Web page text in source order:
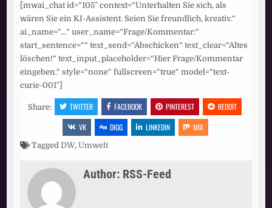
[mwai_chat id=“105″ context=“Unterhalten Sie sich, als
wären Sie ein KI-Assistent. Seien Sie freundlich, kreativ.“
ai_name=“…“ user_name=“Frage/Kommentar:“
start_sentence=““ text_send=“Abschicken“ text_clear=“Altes
löschen!“ text_input_placeholder=“Hier Frage/Kommentar
eingeben.“ style=“none“ fullscreen=“true“ model=“text-
curie-001″]
Share: TWITTER FACEBOOK PINTEREST
REDDIT
VK
DIGG LINKEDIN MIX
TaggedDW,Umwelt
Author: RSS-Feed